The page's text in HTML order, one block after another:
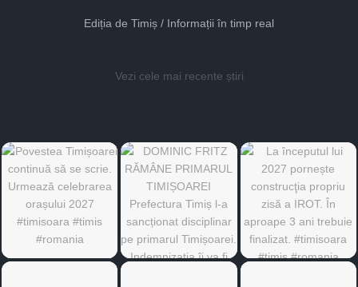
Ediția de Timiș / Informații în timp real
Vezi cele mai recente știri